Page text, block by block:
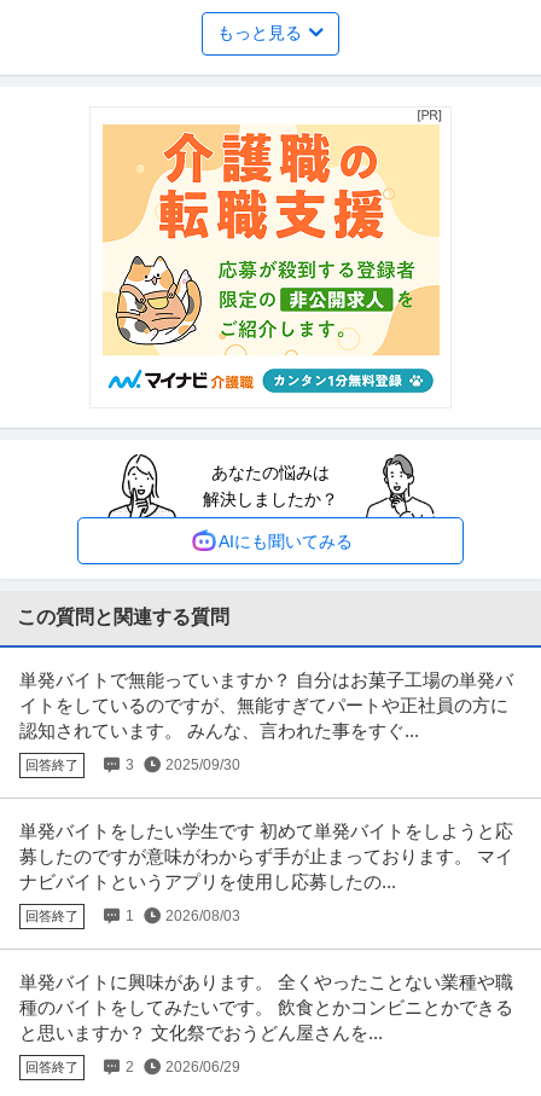
現場軽作業スタッフ／学生歓迎！夏休みは遊びもバイトも充実！
友達と一緒に働いて／日払いで稼いで夏休みを満喫しよう！
株式会社サーブ
「夏休みにしっかり稼ぎたい！」 「短期・単発で働きたい！」 そんな学生さ
ん大歓迎！ 未経験から始め…続きを見る
交通誘導警備／住宅街の交通誘導警備STAFF募集／人や車が少な
いから楽々／平均作業時間4.5時間で日給1万円保証
株式会社エクスト（警備）
パート・アルバイト 未経験OK
日給1万円〜2.4万円
未経験OK！ 直行直帰可能／交通費手当あり◎ 髪型、ひげ自由！ シフト自
由！好きな曜日に働けます …続きを見る
英語教材の製作スタッフ／フリーター活躍中レアバイト！英語教
材づくり／時給1250円～／週2日・3h～OK！／高田馬場
未経験OK
時給1,250円〜1,350円
が作っているのは、…続きを見る
ホールスタッフ／人気ラーメン店 ホール！週1・3h～OK！／らあ
めん花月嵐 デックス東京ビーチ店
グロービート・ジャパン株式会社
パート・アルバイト 未経験OK 交通費支給 学歴不問
月給24万円
―――――――――――――― この仕事のおすすめポイント！ ――――――
―――――――― ・らあめ …続きを見る
提供：エンゲージ
施設警備／イベントスタッフ／警備員
株式会社JSS
日給2.6万円
【週1～OK★スキマ時間に稼げる】大手企業の案件多数&チーム体制で現場で
の不安なし★ミニボーナス2…続きを見る
もっと見る
あなたの悩みは
解決しましたか？
AIにも聞いてみる
この質問と関連する質問
単発バイトで無能っていますか？ 自分はお菓子工場の単発バ
イトをしているのですが、無能すぎてパートや正社員の方に
認知されています。 みんな、言われた事をすぐ...
回答終了 3 2025/09/30
単発バイトをしたい学生です 初めて単発バイトをしようと応
募したのですが意味がわからず手が止まっております。 マイ
ナビバイトというアプリを使用し応募したの...
回答終了 1 2026/08/03
単発バイトに興味があります。 全くやったことない業種や職
種のバイトをしてみたいです。 飲食とかコンビニとかできる
と思いますか？ 文化祭でおうどん屋さんを...
回答終了 2 2026/06/29